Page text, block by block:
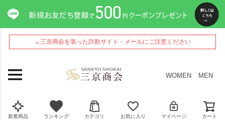
→三京商会を装った詐欺サイト・メールにご注意ください
WOMEN MEN
新着商品 ランキング カテゴリ お気に入り マイページ カート
ペー
ジト
ップ
へ